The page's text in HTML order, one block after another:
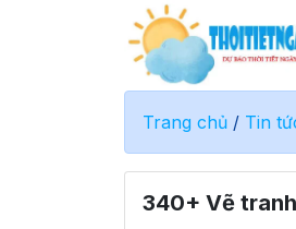
Trang chủ / Tin
340+ Vẽ